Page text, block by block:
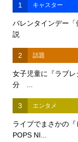
1 キャスター
バレンタインデー
説
2 話題
女子児童に『ラブ
分 ...
3 エンタメ
ライブでまさかの
POPS NI...